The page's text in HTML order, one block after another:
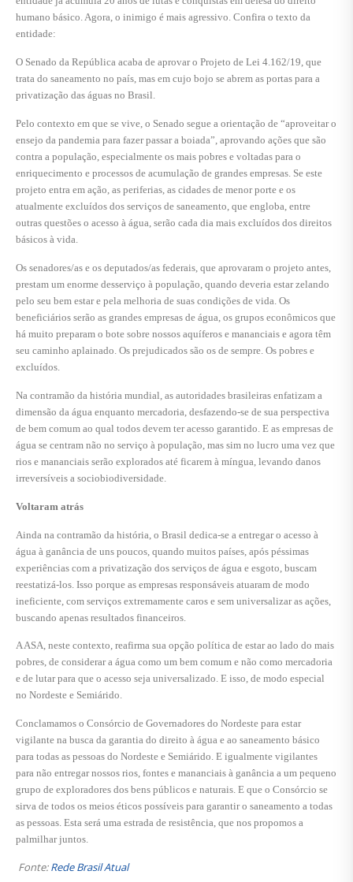
humano básico. Agora, o inimigo é mais agressivo. Confira o texto da
entidade:
O Senado da República acaba de aprovar o Projeto de Lei 4.162/19, que
trata do saneamento no país, mas em cujo bojo se abrem as portas para a
privatização das águas no Brasil.
Pelo contexto em que se vive, o Senado segue a orientação de “aproveitar o
ensejo da pandemia para fazer passar a boiada”, aprovando ações que são
contra a população, especialmente os mais pobres e voltadas para o
enriquecimento e processos de acumulação de grandes empresas. Se este
projeto entra em ação, as periferias, as cidades de menor porte e os
atualmente excluídos dos serviços de saneamento, que engloba, entre
outras questões o acesso à água, serão cada dia mais excluídos dos direitos
básicos à vida.
Os senadores/as e os deputados/as federais, que aprovaram o projeto antes,
prestam um enorme desserviço à população, quando deveria estar zelando
pelo seu bem estar e pela melhoria de suas condições de vida. Os
beneficiários serão as grandes empresas de água, os grupos econômicos que
há muito preparam o bote sobre nossos aquíferos e mananciais e agora têm
seu caminho aplainado. Os prejudicados são os de sempre. Os pobres e
excluídos.
Na contramão da história mundial, as autoridades brasileiras enfatizam a
dimensão da água enquanto mercadoria, desfazendo-se de sua perspectiva
de bem comum ao qual todos devem ter acesso garantido. E as empresas de
água se centram não no serviço à população, mas sim no lucro uma vez que
rios e mananciais serão explorados até ficarem à míngua, levando danos
irreversíveis a sociobiodiversidade.
Voltaram atrás
Ainda na contramão da história, o Brasil dedica-se a entregar o acesso à
água à ganância de uns poucos, quando muitos países, após péssimas
experiências com a privatização dos serviços de água e esgoto, buscam
reestatizá-los. Isso porque as empresas responsáveis atuaram de modo
ineficiente, com serviços extremamente caros e sem universalizar as ações,
buscando apenas resultados financeiros.
A ASA, neste contexto, reafirma sua opção política de estar ao lado do mais
pobres, de considerar a água como um bem comum e não como mercadoria
e de lutar para que o acesso seja universalizado. E isso, de modo especial
no Nordeste e Semiárido.
Conclamamos o Consórcio de Governadores do Nordeste para estar
vigilante na busca da garantia do direito à água e ao saneamento básico
para todas as pessoas do Nordeste e Semiárido. E igualmente vigilantes
para não entregar nossos rios, fontes e mananciais à ganância a um pequeno
grupo de exploradores dos bens públicos e naturais. E que o Consórcio se
sirva de todos os meios éticos possíveis para garantir o saneamento a todas
as pessoas. Esta será uma estrada de resistência, que nos propomos a
palmilhar juntos.
Fonte:Rede Brasil Atual